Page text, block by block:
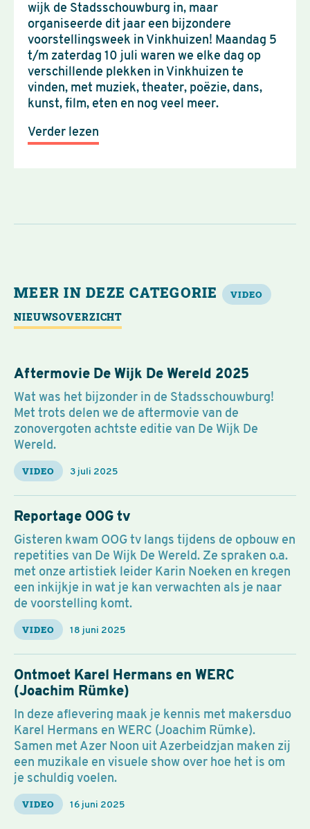
wijk de Stadsschouwburg in, maar
organiseerde dit jaar een bijzondere
voorstellingsweek in Vinkhuizen! Maandag 5
t/m zaterdag 10 juli waren we elke dag op
verschillende plekken in Vinkhuizen te
vinden, met muziek, theater, poëzie, dans,
kunst, film, eten en nog veel meer.
Verder lezen
MEER IN DEZE CATEGORIE VIDEO
NIEUWSOVERZICHT
Aftermovie De Wijk De Wereld 2025
Wat was het bijzonder in de Stadsschouwburg!
Met trots delen we de aftermovie van de
zonovergoten achtste editie van De Wijk De
Wereld.
VIDEO 3 juli 2025
Reportage OOG tv
Gisteren kwam OOG tv langs tijdens de opbouw en
repetities van De Wijk De Wereld. Ze spraken o.a.
met onze artistiek leider Karin Noeken en kregen
een inkijkje in wat je kan verwachten als je naar
de voorstelling komt.
VIDEO 18 juni 2025
Ontmoet Karel Hermans en WERC
(Joachim Rümke)
In deze aflevering maak je kennis met makersduo
Karel Hermans en WERC (Joachim Rümke).
Samen met Azer Noon uit Azerbeidzjan maken zij
een muzikale en visuele show over hoe het is om
je schuldig voelen.
VIDEO 16 juni 2025